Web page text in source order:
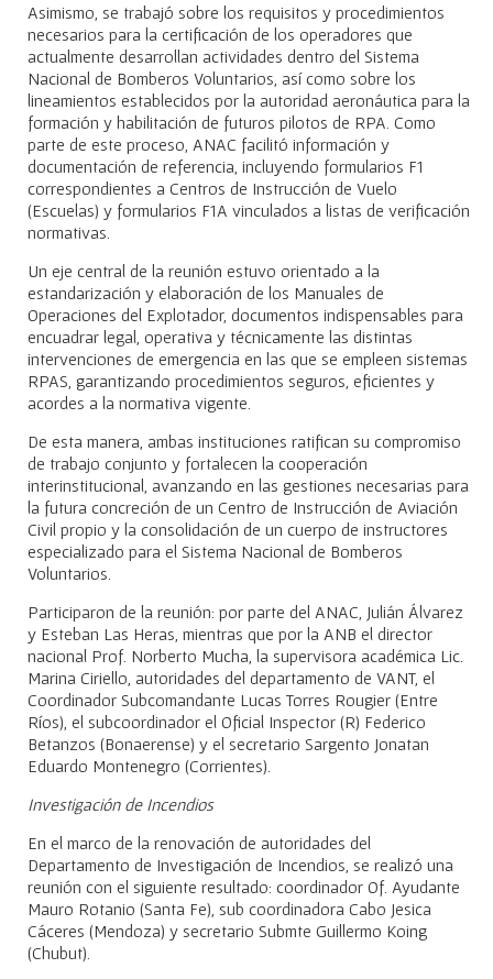
Asimismo, se trabajó sobre los requisitos y procedimientos
necesarios para la certificación de los operadores que
actualmente desarrollan actividades dentro del Sistema
Nacional de Bomberos Voluntarios, así como sobre los
lineamientos establecidos por la autoridad aeronáutica para la
formación y habilitación de futuros pilotos de RPA. Como
parte de este proceso, ANAC facilitó información y
documentación de referencia, incluyendo formularios F1
correspondientes a Centros de Instrucción de Vuelo
(Escuelas) y formularios F1A vinculados a listas de verificación
normativas.
Un eje central de la reunión estuvo orientado a la
estandarización y elaboración de los Manuales de
Operaciones del Explotador, documentos indispensables para
encuadrar legal, operativa y técnicamente las distintas
intervenciones de emergencia en las que se empleen sistemas
RPAS, garantizando procedimientos seguros, eficientes y
acordes a la normativa vigente.
De esta manera, ambas instituciones ratifican su compromiso
de trabajo conjunto y fortalecen la cooperación
interinstitucional, avanzando en las gestiones necesarias para
la futura concreción de un Centro de Instrucción de Aviación
Civil propio y la consolidación de un cuerpo de instructores
especializado para el Sistema Nacional de Bomberos
Voluntarios.
Participaron de la reunión: por parte del ANAC, Julián Álvarez
y Esteban Las Heras, mientras que por la ANB el director
nacional Prof. Norberto Mucha, la supervisora académica Lic.
Marina Ciriello, autoridades del departamento de VANT, el
Coordinador Subcomandante Lucas Torres Rougier (Entre
Ríos), el subcoordinador el Oficial Inspector (R) Federico
Betanzos (Bonaerense) y el secretario Sargento Jonatan
Eduardo Montenegro (Corrientes).
Investigación de Incendios
En el marco de la renovación de autoridades del
Departamento de Investigación de Incendios, se realizó una
reunión con el siguiente resultado: coordinador Of. Ayudante
Mauro Rotanio (Santa Fe), sub coordinadora Cabo Jesica
Cáceres (Mendoza) y secretario Submte Guillermo Koing
(Chubut).